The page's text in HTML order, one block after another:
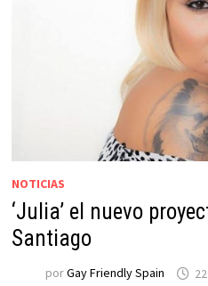
NOTICIAS
‘Julia’ el nuevo
Santiago
porGay Friendly Spain